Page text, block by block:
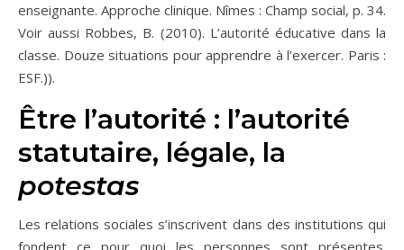
enseignante. Approche clinique. Nîmes : Champ social, p. 34.
Voir aussi Robbes, B. (2010). L’autorité éducative dans la
classe. Douze situations pour apprendre à l’exercer. Paris :
ESF.)).
Être l’autorité : l’autorité
statutaire, légale, la
potestas
Les relations sociales s’inscrivent dans des institutions qui
fondent ce pour quoi les personnes sont présentes.